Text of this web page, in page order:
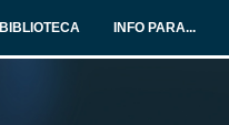
BIBLIOTECA INFO PARA...